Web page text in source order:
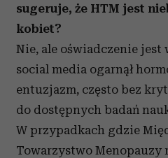
sugeruje, że HTM jest
kobiet?
Nie, ale oświadczenie jest
social media ogarnął
entuzjazm, często bez
do dostępnych badań
W przypadkach gdzie
Towarzystwo Menopauzy